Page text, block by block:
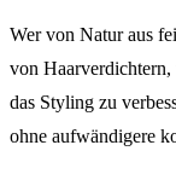
Wer von Natur aus
von Haarverdichtern,
das Styling zu
ohne aufwändigere